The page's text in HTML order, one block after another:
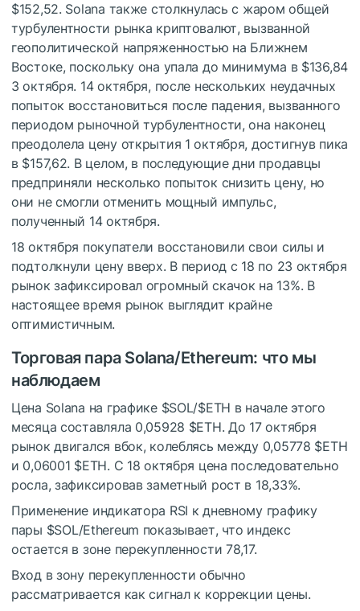
$152,52. Solana также столкнулась с жаром общей
турбулентности рынка криптовалют, вызванной
геополитической напряженностью на Ближнем
Востоке, поскольку она упала до минимума в $136,84
3 октября. 14 октября, после нескольких неудачных
попыток восстановиться после падения, вызванного
периодом рыночной турбулентности, она наконец
преодолела цену открытия 1 октября, достигнув пика
в $157,62. В целом, в последующие дни продавцы
предприняли несколько попыток снизить цену, но
они не смогли отменить мощный импульс,
полученный 14 октября.
18 октября покупатели восстановили свои силы и
подтолкнули цену вверх. В период с 18 по 23 октября
рынок зафиксировал огромный скачок на 13%. В
настоящее время рынок выглядит крайне
оптимистичным.
Торговая пара Solana/Ethereum: что мы
наблюдаем
Цена Solana на графике $SOL/$ETH в начале этого
месяца составляла 0,05928 $ETH. До 17 октября
рынок двигался вбок, колеблясь между 0,05778 $ETH
и 0,06001 $ETH. С 18 октября цена последовательно
росла, зафиксировав заметный рост в 18,33%.
Применение индикатора RSI к дневному графику
пары $SOL/Ethereum показывает, что индекс
остается в зоне перекупленности 78,17.
Вход в зону перекупленности обычно
рассматривается как сигнал к коррекции цены.